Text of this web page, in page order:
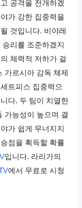
공격을 전개하겠
가 강한 집중력을
것입니다. 비야레
리를 조준하겠지
체력적 저하가 걸
가르시아 감독 체제
트피스 집중력으
다. 두 팀이 치열한
가능성이 높으며 결
가 쉽게 무너지지
점을 획득할 확률
입니다. 라리가의
에서 무료로 시청